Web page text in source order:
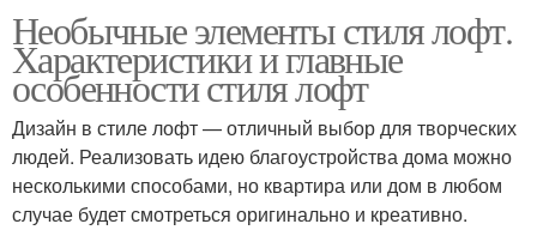
Необычные элементы стиля лофт.
Характеристики и главные
особенности стиля лофт
Дизайн в стиле лофт — отличный выбор для творческих
людей. Реализовать идею благоустройства дома можно
несколькими способами, но квартира или дом в любом
случае будет смотреться оригинально и креативно.